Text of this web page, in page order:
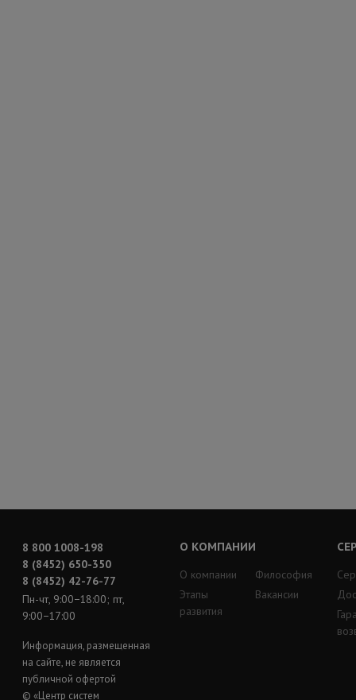
8 800 1008-198
8 (8452) 650-350
8 (8452) 42-76-77
Пн-чт, 9:00−18:00; пт,
9:00−17:00
Информация, размещенная
на сайте, не является
публичной офертой
© «Центр систем
О КОМПАНИИ
О компании
Этапы
развития
Философия
Вакансии